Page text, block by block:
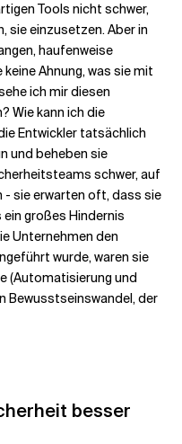
Tools nicht schwer,
sie einzusetzen. Aber in
haufenweise
Ahnung, was sie mit
ich mir diesen
Wie kann ich die
Entwickler tatsächlich
und beheben sie
schwer, auf
- sie erwarten oft, dass sie
großes Hindernis
Unternehmen den
wurde, waren sie
(Automatisierung und
Bewusstseinswandel, der
besser